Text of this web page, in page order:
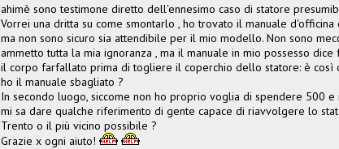
ahimè sono testimone diretto dell'ennesimo caso di statore
Vorrei una dritta su come smontarlo , ho trovato il manuale d'officina
ma non sono sicuro sia attendibile per il mio modello. Non sono
ammetto tutta la mia ignoranza , ma il manuale in mio possesso
il corpo farfallato prima di togliere il coperchio dello statore: è così
ho il manuale sbagliato ?
In secondo luogo, siccome non ho proprio voglia di spendere 500 e
mi sa dare qualche riferimento di gente capace di riavvolgere lo
Trento o il più vicino possibile ?
Grazie x ogni aiuto!